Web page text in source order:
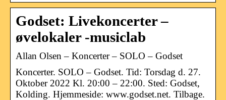
Godset: Livekoncerter –
øvelokaler -musiclab
Allan Olsen – Koncerter – SOLO – Godset
Koncerter. SOLO – Godset. Tid: Torsdag d. 27.
Oktober 2022 Kl. 20:00 – 22:00. Sted: Godset,
Kolding. Hjemmeside: www.godset.net. Tilbage.